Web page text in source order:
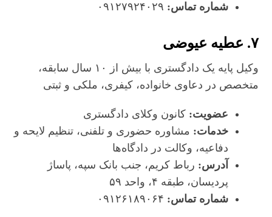
شماره تماس:
۷. عطیه عیوضی
وکیل پایه یک دادگستری با بیش از ۱۰ سال سابقه،
متخصص در دعاوی خانواده، کیفری، ملکی و ثبتی
عضویت: کانون وکلای دادگستری
خدمات: مشاوره حضوری و تلفنی، تنظیم لایحه و
دفاعیه، وکالت در دادگاه‌ها
آدرس: رباط کریم، جنب بانک سپه، پاساژ
پردیسان، طبقه ۴، واحد ۵۹
شماره تماس: